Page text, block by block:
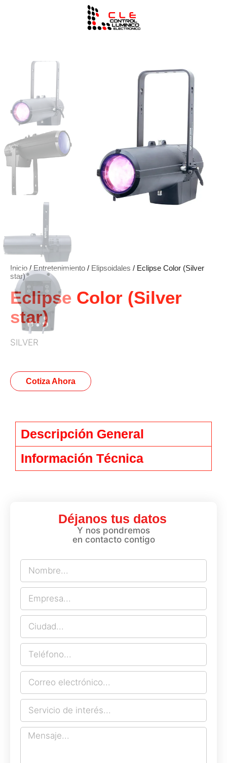
Inicio /Entretenimiento / Elipsoidales / Eclipse Color (Silver
star)
Eclipse Color (Silver
star)
SILVER
Cotiza Ahora
Descripción General
Información Técnica
Déjanos tus datos
Y nos pondremos
en contacto contigo